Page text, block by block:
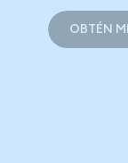
OBTÉN